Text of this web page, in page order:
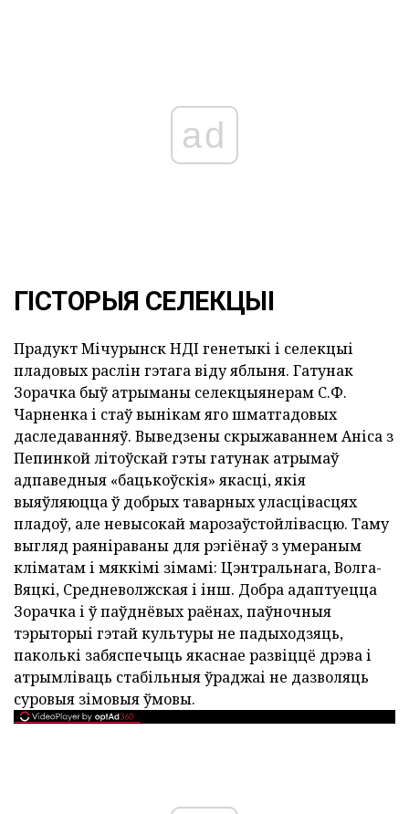
ad
ГІСТОРЫЯ СЕЛЕКЦЫІ
Прадукт Мічурынск НДІ генетыкі і селекцыі
пладовых раслін гэтага віду яблыня. Гатунак
Зорачка быў атрыманы селекцыянерам С.Ф.
Чарненка і стаў вынікам яго шматгадовых
даследаванняў. Выведзены скрыжаваннем Аніса з
Пепинкой літоўскай гэты гатунак атрымаў
адпаведныя «бацькоўскія» якасці, якія
выяўляюцца ў добрых таварных уласцівасцях
пладоў, але невысокай марозаўстойлівасцю. Таму
выгляд раяніраваны для рэгіёнаў з умераным
кліматам і мяккімі зімамі: Цэнтральнага, Волга-
Вяцкі, Средневолжская і інш. Добра адаптуецца
Зорачка і ў паўднёвых раёнах, паўночныя
тэрыторыі гэтай культуры не падыходзяць,
паколькі забяспечыць якаснае развіццё дрэва і
атрымліваць стабільныя ўраджаі не дазволяць
суровыя зімовыя ўмовы.